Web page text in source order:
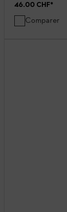
46.00 CHF*
Comparer